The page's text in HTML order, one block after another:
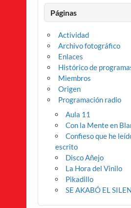
Páginas
Actividad
Archivo fotográfico
Enlaces
Histórico de
Miembros
Origen
Programación radio
Aula 11
Con la Mente en
Confieso que he
escrito
Disco Añejo
La Hora del Vinilo
Pikadillo
SE AKABÓ EL